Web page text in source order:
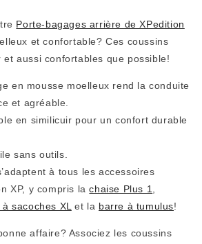
Porte-bagages arrière de XPedition
et confortable? Ces coussins
aussi confortables que possible!
en mousse moelleux rend la conduite
et agréable.
en similicuir pour un confort durable
sans outils.
à tous les accessoires
XP, y compris lachaise Plus 1
sacoches XL et la barre à tumulus!
affaire? Associez les coussins